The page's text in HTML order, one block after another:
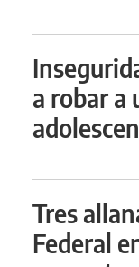
a robar a
Tres
Federal